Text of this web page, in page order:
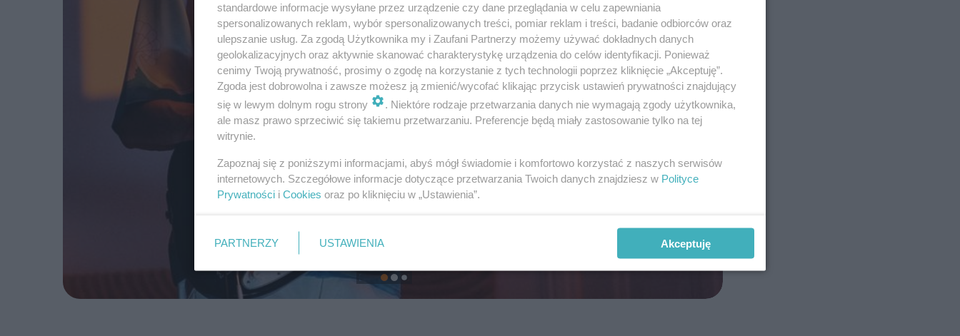
standardowe informacje wysyłane przez urządzenie czy dane przeglądania w celu zapewniania
spersonalizowanych reklam, wybór spersonalizowanych treści, pomiar reklam i treści, badanie odbiorców oraz
ulepszanie usług. Za zgodą Użytkownika my i Zaufani Partnerzy możemy używać dokładnych danych
geolokalizacyjnych oraz aktywnie skanować charakterystykę urządzenia do celów identyfikacji. Ponieważ
cenimy Twoją prywatność, prosimy o zgodę na korzystanie z tych technologii poprzez kliknięcie „Akceptuję”.
Zgoda jest dobrowolna i zawsze możesz ją zmienić/wycofać klikając przycisk ustawień prywatności znajdujący
się w lewym dolnym rogu strony
. Niektóre rodzaje przetwarzania danych nie wymagają zgody użytkownika,
ale masz prawo sprzeciwić się takiemu przetwarzaniu. Preferencje będą miały zastosowanie tylko na tej
witrynie.
Zapoznaj się z poniższymi informacjami, abyś mógł świadomie i komfortowo korzystać z naszych serwisów
internetowych. Szczegółowe informacje dotyczące przetwarzania Twoich danych znajdziesz w Polityce
Prywatności i Cookies oraz po kliknięciu w „Ustawienia”.
PARTNERZY USTAWIENIA Akceptuję